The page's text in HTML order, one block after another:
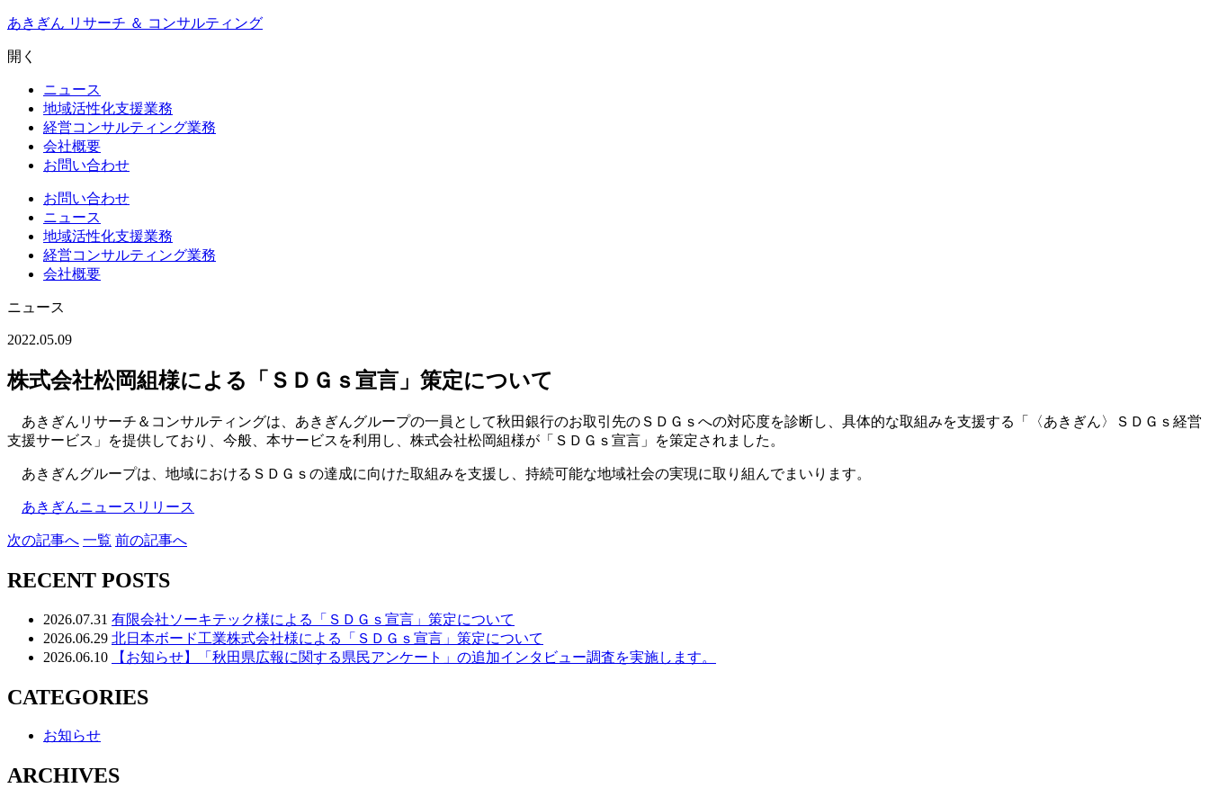
Skip
content
あきぎん リサーチ ＆ コンサルティング
開く
ニュース
地域活性化支援業務
経営コンサルティング業務
会社概要
お問い合わせ
お問い合わせ
ニュース
地域活性化支援業務
経営コンサルティング業務
会社概要
ニュース
2022.05.09
株式会社松岡組様による「ＳＤＧｓ宣言」策定について
あきぎんリサーチ＆コンサルティングは、あきぎんグループの一員として秋田銀行のお取引先のＳＤＧｓへの対応度を診断し、具体的な取組みを支援する「〈あきぎん〉ＳＤＧｓ経営
支援サービス」を提供しており、今般、本サービスを利用し、株式会社松岡組様が「ＳＤＧｓ宣言」を策定されました。
あきぎんグループは、地域におけるＳＤＧｓの達成に向けた取組みを支援し、持続可能な地域社会の実現に取り組んでまいります。
あきぎんニュースリリース
次の記事へ 一覧 前の記事へ
RECENT POSTS
2026.07.31 有限会社ソーキテック様による「ＳＤＧｓ宣言」策定について
2026.06.29 北日本ボード工業株式会社様による「ＳＤＧｓ宣言」策定について
2026.06.10
【お知らせ】「秋田県広報に関する県民アンケート」の追加インタビュー調査を実施します。
CATEGORIES
お知らせ
ARCHIVES